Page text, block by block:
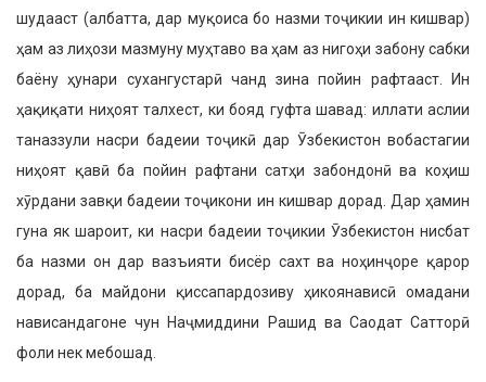
шудааст (албатта, дар муқоиса бо назми тоҷикии ин кишвар)
ҳам аз лиҳози мазмуну муҳтаво ва ҳам аз нигоҳи забону сабки
баёну ҳунари сухангустарӣ чанд зина пойин рафтааст. Ин
ҳақиқати ниҳоят талхест, ки бояд гуфта шавад: иллати аслии
таназзули насри бадеии тоҷикӣ дар Ӯзбекистон вобастагии
ниҳоят қавӣ ба пойин рафтани сатҳи забондонӣ ва коҳиш
хӯрдани завқи бадеии тоҷикони ин кишвар дорад. Дар ҳамин
гуна як шароит, ки насри бадеии тоҷикии Ӯзбекистон нисбат
ба назми он дар вазъияти бисёр сахт ва ноҳинҷоре қарор
дорад, ба майдони қиссапардозиву ҳикоянависӣ омадани
нависандагоне чун Наҷмиддини Рашид ва Саодат Сатторӣ
фоли нек мебошад.